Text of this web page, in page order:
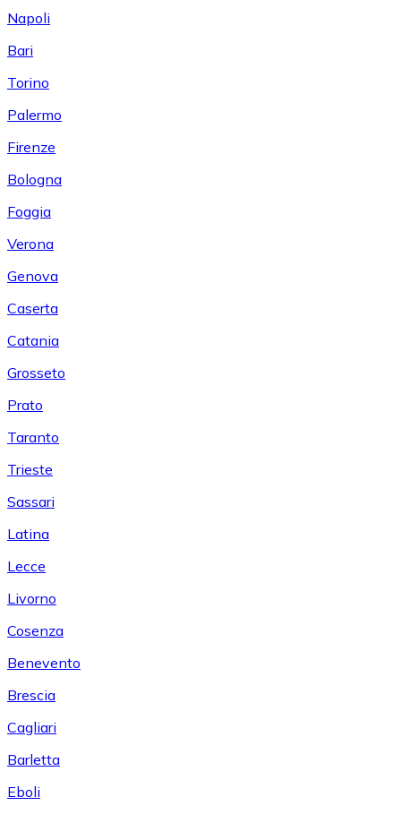
Napoli
Bari
Torino
Palermo
Firenze
Bologna
Foggia
Verona
Genova
Caserta
Catania
Grosseto
Prato
Taranto
Trieste
Sassari
Latina
Lecce
Livorno
Cosenza
Benevento
Brescia
Cagliari
Barletta
Eboli